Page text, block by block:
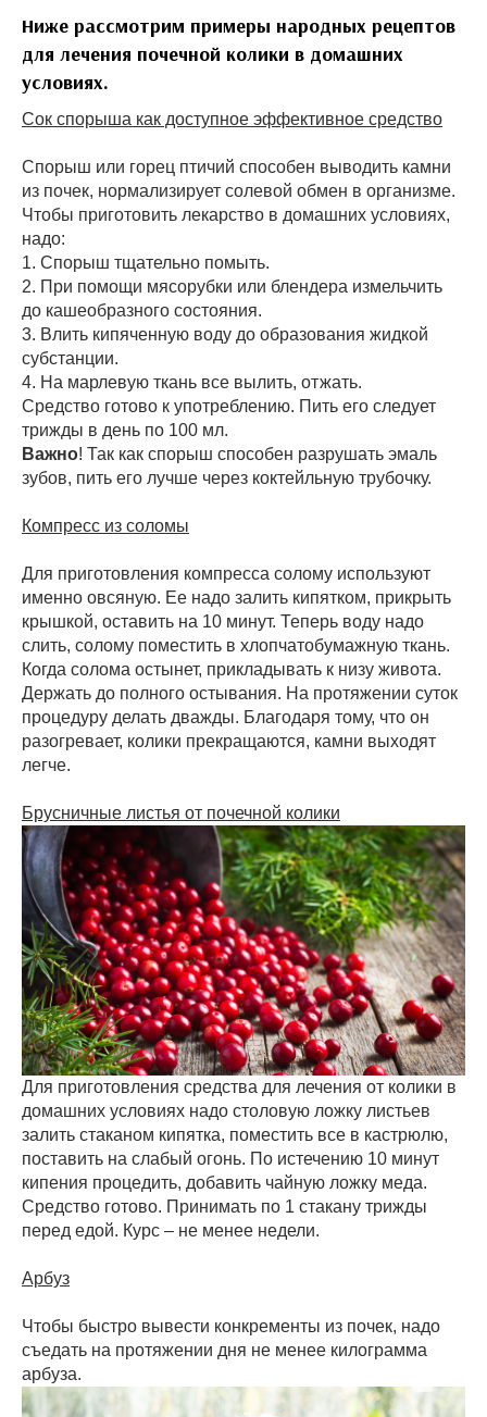
Ниже рассмотрим примеры народных рецептов
для лечения почечной колики в домашних
условиях.
Сок спорыша как доступное эффективное средство
Спорыш или горец птичий способен выводить камни
из почек, нормализирует солевой обмен в организме.
Чтобы приготовить лекарство в домашних условиях,
надо:
1. Спорыш тщательно помыть.
2. При помощи мясорубки или блендера измельчить
до кашеобразного состояния.
3. Влить кипяченную воду до образования жидкой
субстанции.
4. На марлевую ткань все вылить, отжать.
Средство готово к употреблению. Пить его следует
трижды в день по 100 мл.
Важно! Так как спорыш способен разрушать эмаль
зубов, пить его лучше через коктейльную трубочку.
Компресс из соломы
Для приготовления компресса солому используют
именно овсяную. Ее надо залить кипятком, прикрыть
крышкой, оставить на 10 минут. Теперь воду надо
слить, солому поместить в хлопчатобумажную ткань.
Когда солома остынет, прикладывать к низу живота.
Держать до полного остывания. На протяжении суток
процедуру делать дважды. Благодаря тому, что он
разогревает, колики прекращаются, камни выходят
легче.
Брусничные листья от почечной колики
Для приготовления средства для лечения от колики в
домашних условиях надо столовую ложку листьев
залить стаканом кипятка, поместить все в кастрюлю,
поставить на слабый огонь. По истечению 10 минут
кипения процедить, добавить чайную ложку меда.
Средство готово. Принимать по 1 стакану трижды
перед едой. Курс – не менее недели.
Арбуз
Чтобы быстро вывести конкременты из почек, надо
съедать на протяжении дня не менее килограмма
арбуза.